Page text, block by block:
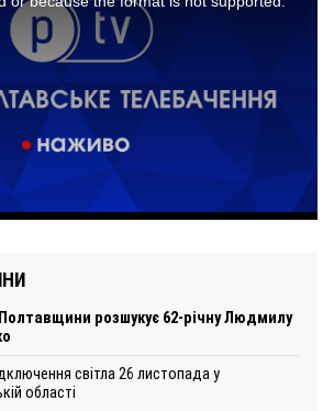
Полтавщини розшукує 62-річну Людмилу
світла 26 листопада у
області